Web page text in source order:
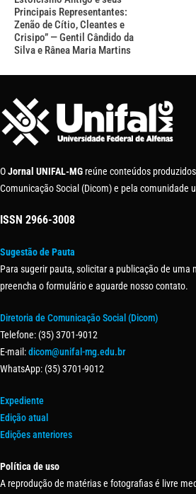
Principais Representantes:
Zenão de Cítio, Cleantes e
Crisipo” — Gentil Cândido da
Silva e Rânea Maria Martins
OJornal UNIFAL-MG reúne conteúdos
Comunicação Social (Dicom) e pela comunidade
ISSN 2966-3008
Sugestão de Pauta
Para sugerir pauta, solicitar a publicação de uma
preencha o formulário e aguarde nosso contato.
Diretoria de Comunicação Social (Dicom)
Telefone: (35) 3701-9012
E-mail:dicom@unifal-mg.edu.br
WhatsApp: (35) 3701-9012
Expediente
Edição atual
Edições anteriores
Política de uso
A reprodução de matérias e fotografias é livre